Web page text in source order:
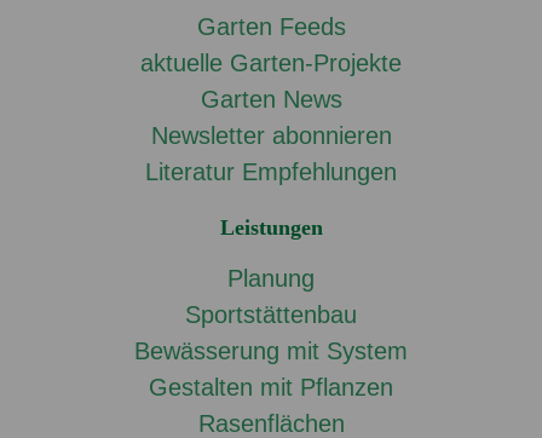
Garten Feeds
aktuelle Garten-Projekte
Garten News
Newsletter abonnieren
Literatur Empfehlungen
Leistungen
Planung
Sportstättenbau
Bewässerung mit System
Gestalten mit Pflanzen
Rasenflächen